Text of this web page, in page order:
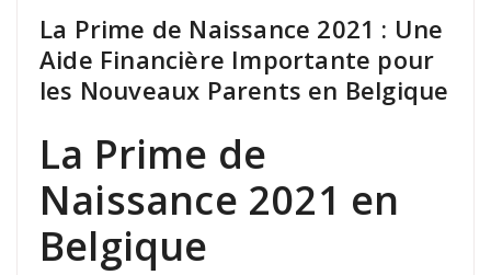
La Prime de Naissance 2021 : Une
Aide Financière Importante pour
les Nouveaux Parents en Belgique
La Prime de
Naissance 2021 en
Belgique